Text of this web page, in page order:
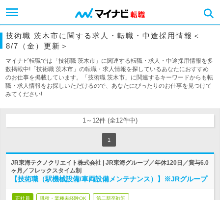
技術職 茨木市に関する求人・転職・中途採用情報＜
8/7（金）更新＞
マイナビ転職では「技術職 茨木市」に関連する転職・求人・中途採用情報を多
数掲載中!「技術職 茨木市」の転職・求人情報を探しているあなたにおすすめ
のお仕事を掲載しています。「技術職 茨木市」に関連するキーワードからも転
職・求人情報をお探しいただけるので、あなたにぴったりのお仕事を見つけて
みてください!
1～12件 (全12件中)
1
JR東海テクノクリエイト株式会社 | JR東海グループ／年休120日／賞与6.0
ヶ月／フレックスタイム制
【技術職（駅機械設備/車両設備メンテナンス）】※JRグループ
正社員 職種・業種未経験OK 第二新卒歓迎